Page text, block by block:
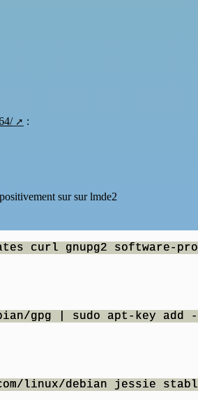
:
sur sur lmde2
curl gnupg2 software-
gpg | sudo apt-key add -
linux/debian jessie